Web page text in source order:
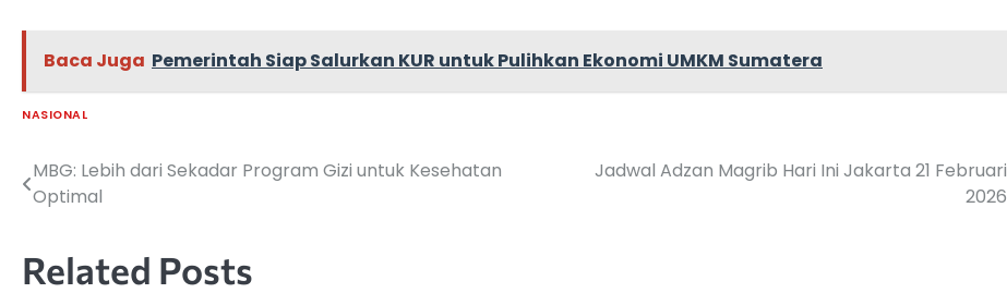
Baca Juga Pemerintah Siap Salurkan KUR untuk Pulihkan Ekonomi UMKM Sumatera
NASIONAL
Navigasi
pos
MBG: Lebih dari Sekadar Program Gizi untuk Kesehatan
Optimal
Jadwal Adzan Magrib Hari Ini Jakarta 21 Februari
2026
Related Posts